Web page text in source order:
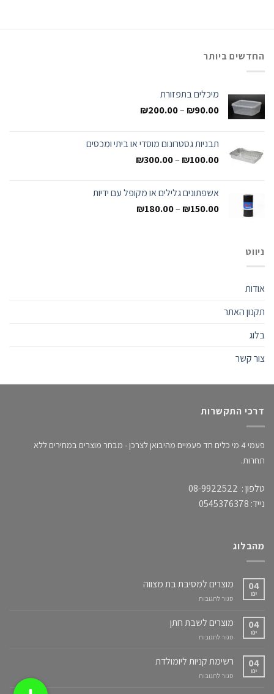
החדשים ביותר
מיכלים בתפזורת
₪90.00
–
₪200.00
תבניות גסטרונום מוסדי או ביתי ומכסים
₪100.00
–
₪300.00
אשפתונים גלילים או מקופל עם ידיות
₪150.00
–
₪180.00
ניווט
אודות
תקנון האתר
בלוג
צור קשר
דרכי התקשרות
פעמי 4 מי כלים חד פעמיים מהיבואן לצרכן - מבחר מוצרים במחירים ללא
תחרות.
טלפון : 08-9922522
נייד: 0545376378
מהבלוג
04
ינו
מוצרים למסיבת בת מצווה
סגור לתגובות
למסיבת
בת
מצווה
04
ינו
מוצרים לשבת חתן
סגור לתגובות
לשבת
חתן
04
ינו
רשימת קניות ליומולדת
סגור לתגובות